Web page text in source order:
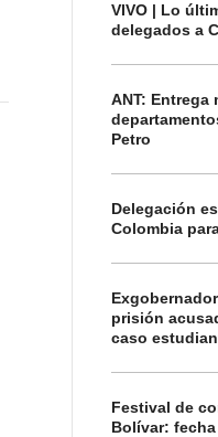
VIVO | Lo
delegados a
ANT: Entrega
Petro
Delegación
Colombia
prisión
caso
Festival de
Bolívar: